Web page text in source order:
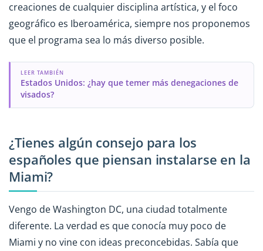
creaciones de cualquier disciplina artística, y el foco
geográfico es Iberoamérica, siempre nos proponemos
que el programa sea lo más diverso posible.
LEER TAMBIÉN
Estados Unidos: ¿hay que temer más denegaciones de
visados?
¿Tienes algún consejo para los
españoles que piensan instalarse en la
Miami?
Vengo de Washington DC, una ciudad totalmente
diferente. La verdad es que conocía muy poco de
Miami y no vine con ideas preconcebidas. Sabía que